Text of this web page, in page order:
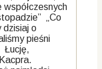
współczesnych
„Co
dzisiaj o
pieśni
Łucję,